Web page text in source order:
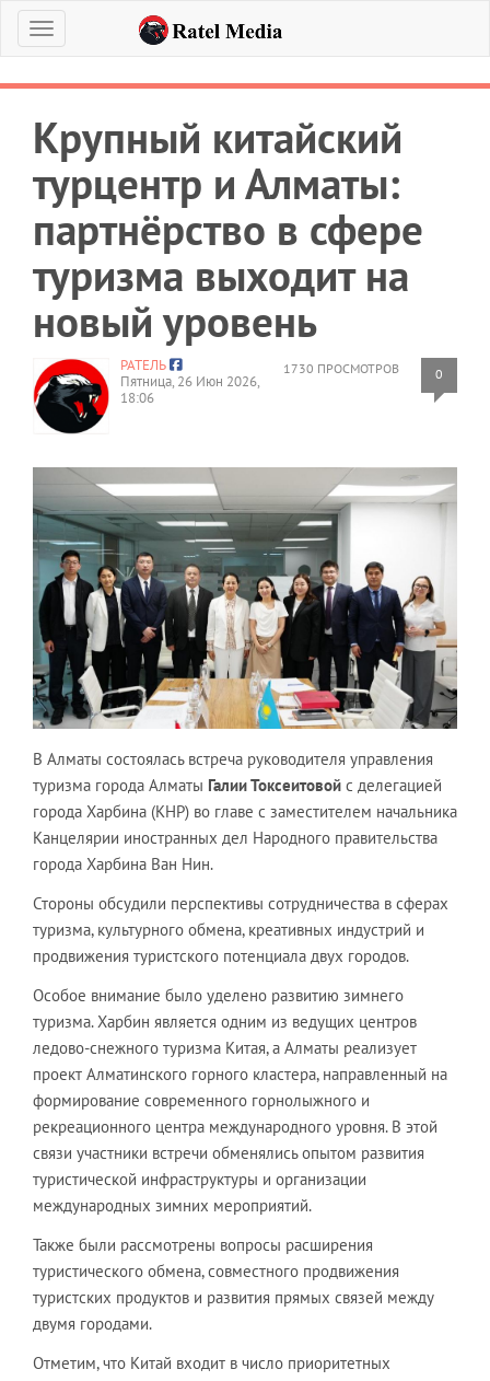
Меню
Крупный китайский
турцентр и Алматы:
партнёрство в сфере
туризма выходит на
новый уровень
1730 ПРОСМОТРОВ 0
РАТЕЛЬ
Пятница, 26 Июн 2026,
18:06
В Алматы состоялась встреча руководителя управления
туризма города Алматы Галии Токсеитовой с делегацией
города Харбина (КНР) во главе с заместителем начальника
Канцелярии иностранных дел Народного правительства
города Харбина Ван Нин.
Стороны обсудили перспективы сотрудничества в сферах
туризма, культурного обмена, креативных индустрий и
продвижения туристского потенциала двух городов.
Особое внимание было уделено развитию зимнего
туризма. Харбин является одним из ведущих центров
ледово-снежного туризма Китая, а Алматы реализует
проект Алматинского горного кластера, направленный на
формирование современного горнолыжного и
рекреационного центра международного уровня. В этой
связи участники встречи обменялись опытом развития
туристической инфраструктуры и организации
международных зимних мероприятий.
Также были рассмотрены вопросы расширения
туристического обмена, совместного продвижения
туристских продуктов и развития прямых связей между
двумя городами.
Отметим, что Китай входит в число приоритетных